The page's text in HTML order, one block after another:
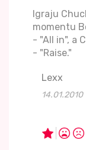
Igraju
momentu
- "All in", a
- "Raise."
Lexx
14.01.2010